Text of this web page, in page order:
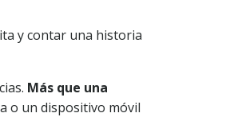
y contar una historia
Más que una
o un dispositivo móvil